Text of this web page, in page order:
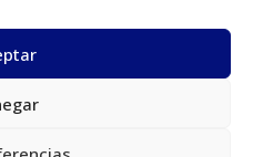
i
n
reservados.
kitdigital.dev